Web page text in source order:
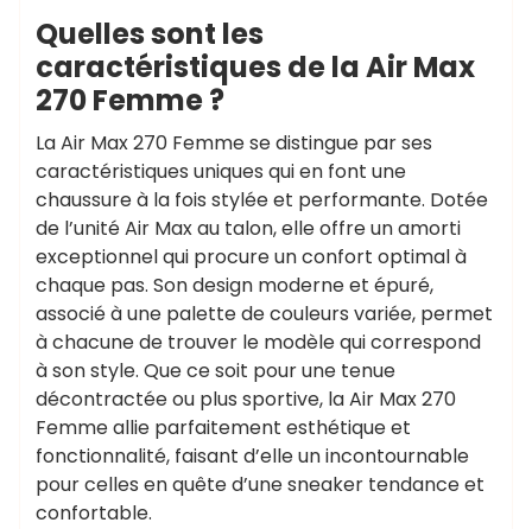
Quelles sont les
caractéristiques de la Air Max
270 Femme ?
La Air Max 270 Femme se distingue par ses
caractéristiques uniques qui en font une
chaussure à la fois stylée et performante. Dotée
de l’unité Air Max au talon, elle offre un amorti
exceptionnel qui procure un confort optimal à
chaque pas. Son design moderne et épuré,
associé à une palette de couleurs variée, permet
à chacune de trouver le modèle qui correspond
à son style. Que ce soit pour une tenue
décontractée ou plus sportive, la Air Max 270
Femme allie parfaitement esthétique et
fonctionnalité, faisant d’elle un incontournable
pour celles en quête d’une sneaker tendance et
confortable.